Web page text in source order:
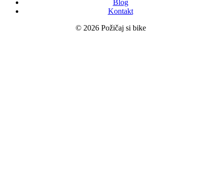
Blog
Kontakt
© 2026 Požičaj si bike